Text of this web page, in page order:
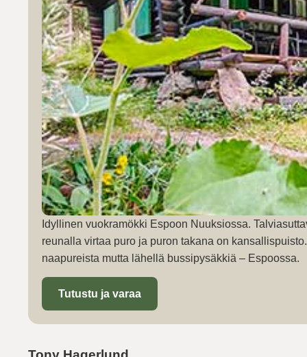
Idyllinen vuokramökki Espoon Nuuksiossa.
reunalla virtaa puro ja puron takana on
naapureista mutta lähellä bussipysäkkiä – Espoossa.
Tutustu ja varaa